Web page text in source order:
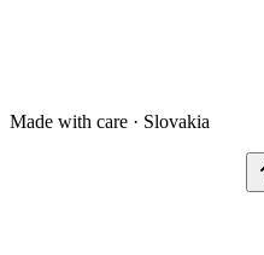
Made with care · Slovakia